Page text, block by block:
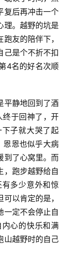
复后再冲击一个
理。越野的坑是
友的陪伴下，
己是个不折不扣
4名的好名次顺
平静地回到了酒
终于回神了，开
子就大哭了起
恩恩也似乎大病
到了心窝里。而
，跑步越野给自
多少意外和惊
以肯定的是，
一定不会停止自
心的快乐和满
山越野时的自己